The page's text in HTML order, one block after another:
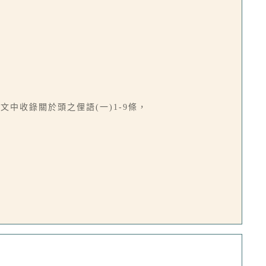
中收錄關於頭之俚語(一)1-9條，